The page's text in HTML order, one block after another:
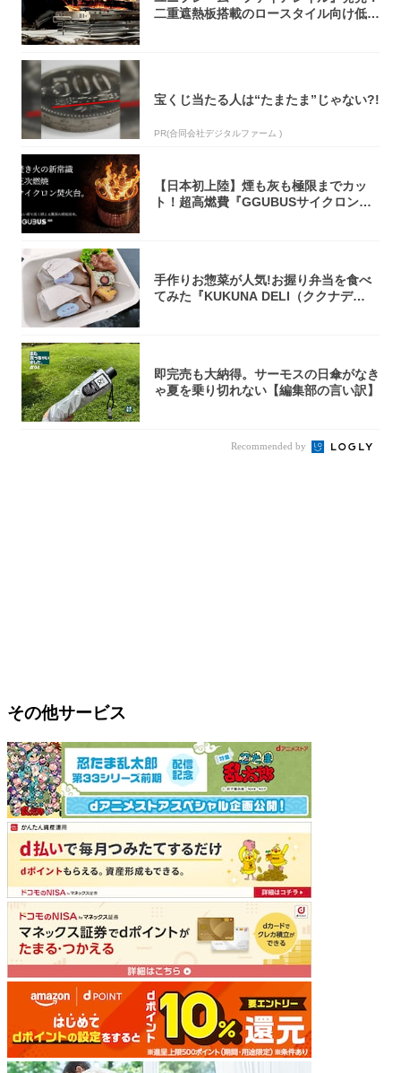
二重遮熱板搭載のロースタイル向け低型
宝くじ当たる人は“たまたま”じゃない?!
PR(合同会社デジタルファーム )
【日本初上陸】煙も灰も極限までカッ
ト！超高燃費『GGUBUSサイクロン焚
手作りお惣菜が人気!お握り弁当を食べ
てみた『KUKUNA DELI（ククナデ
即完売も大納得。サーモスの日傘がなき
ゃ夏を乗り切れない【編集部の言い訳】
Recommended by
その他サービス